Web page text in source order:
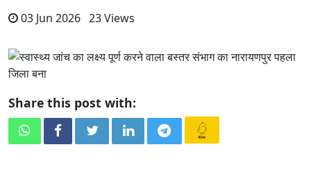
03 Jun 2026 23 Views
Share this post with: